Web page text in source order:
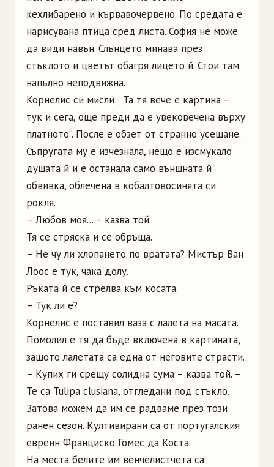
кехлибарено и кървавочервено. По средата е
нарисувана птица сред листа. София не може
да види навън. Слънцето минава през
стъклото и цветът обагря лицето й. Стои там
напълно неподвижна.
Корнелис си мисли: „Та тя вече е картина –
тук и сега, още преди да е увековечена върху
платното“. После е обзет от странно усещане.
Съпругата му е изчезнала, нещо е изсмукало
душата й и е останала само външната й
обвивка, облечена в кобалтовосинята си
рокля.
– Любов моя... – казва той.
Тя се стряска и се обръща.
– Не чу ли хлопането по вратата? Мистър Ван
Лоос е тук, чака долу.
Ръката й се стрелва към косата.
– Тук ли е?
Корнелис е поставил ваза с лалета на масата.
Помолил е тя да бъде включена в картината,
защото лалетата са една от неговите страсти.
– Купих ги срещу солидна сума – казва той. –
Те са Tulipa clusiana, отгледани под стъкло.
Затова можем да им се радваме през този
ранен сезон. Култивирани са от португалския
евреин Франциско Гомес да Коста.
На места белите им венчелистчета са